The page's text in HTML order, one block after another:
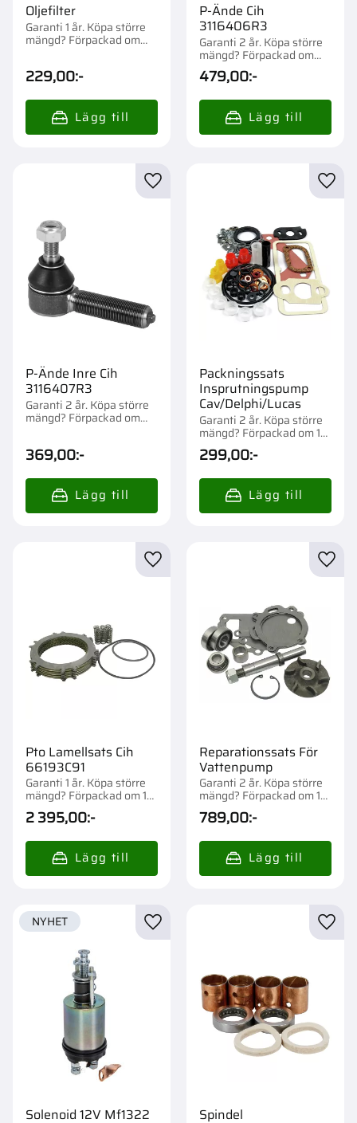
Oljefilter
Garanti 1 år. Köpa större
mängd? Förpackad om
229,00:-
P-Ände Cih
3116406R3
Garanti 2 år. Köpa större
mängd? Förpackad om
1/1000 st.
479,00:-
P-Ände Inre Cih
3116407R3
Garanti 2 år. Köpa större
mängd? Förpackad om
369,00:-
Lägg till i favoriter
Packningssats
Insprutningspump
Cav/Delphi/Lucas
Garanti 2 år. Köpa större
mängd? Förpackad om 1
st.
299,00:-
Pto Lamellsats Cih
66193C91
Garanti 1 år. Köpa större
mängd? Förpackad om 1
st.
2 395,00:-
Lägg till i favoriter
Reparationssats För
Vattenpump
Garanti 2 år. Köpa större
mängd? Förpackad om 1
st.
789,00:-
Solenoid 12V Mf1322
NYHET Lägg till i favoriter
Spindel